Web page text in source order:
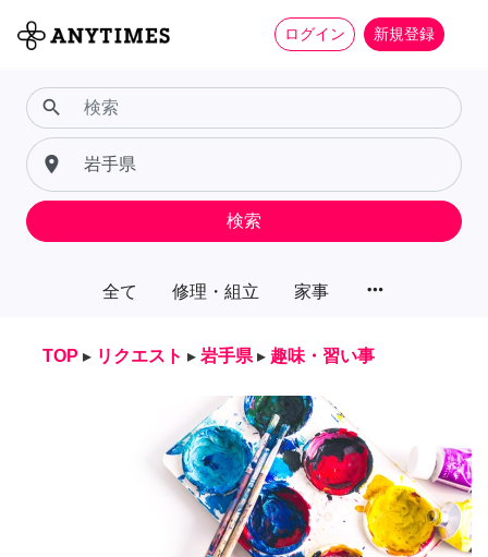
ログイン 新規登録
全て 修理・組立 家事 more_horiz
search
place
検索
TOP ▸ リクエスト ▸ 岩手県 ▸ 趣味・習い事